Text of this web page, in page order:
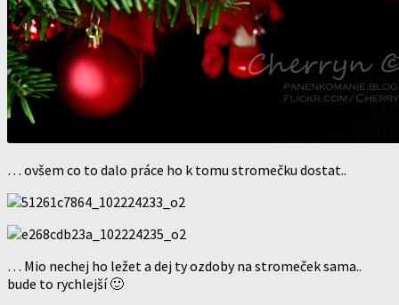
… ovšem co to dalo práce ho k tomu stromečku dostat..
… Mio nechej ho ležet a dej ty ozdoby na stromeček sama..
bude to rychlejší 🙂